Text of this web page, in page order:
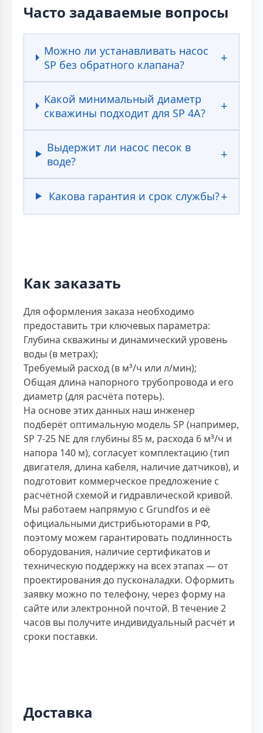
Часто задаваемые вопросы
Можно ли устанавливать насос
SP без обратного клапана?
Какой минимальный диаметр
скважины подходит для SP 4A?
Выдержит ли насос песок в
воде?
Какова гарантия и срок службы?
Как заказать
Для оформления заказа необходимо
предоставить три ключевых параметра:
Глубина скважины и динамический уровень
воды (в метрах);
Требуемый расход (в м³/ч или л/мин);
Общая длина напорного трубопровода и его
диаметр (для расчёта потерь).
На основе этих данных наш инженер
подберёт оптимальную модель SP (например,
SP 7-25 NE для глубины 85 м, расхода 6 м³/ч и
напора 140 м), согласует комплектацию (тип
двигателя, длина кабеля, наличие датчиков), и
подготовит коммерческое предложение с
расчётной схемой и гидравлической кривой.
Мы работаем напрямую с Grundfos и её
официальными дистрибьюторами в РФ,
поэтому можем гарантировать подлинность
оборудования, наличие сертификатов и
техническую поддержку на всех этапах — от
проектирования до пусконаладки. Оформить
заявку можно по телефону, через форму на
сайте или электронной почтой. В течение 2
часов вы получите индивидуальный расчёт и
сроки поставки.
Доставка